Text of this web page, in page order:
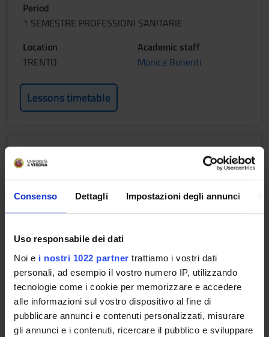
Consenso Dettagli Impostazioni degli annunci
Uso responsabile dei dati
Noi e i nostri 1022 partner trattiamo i vostri dati
personali, ad esempio il vostro numero IP, utilizzando
tecnologie come i cookie per memorizzare e accedere
alle informazioni sul vostro dispositivo al fine di
pubblicare annunci e contenuti personalizzati, misurare
gli annunci e i contenuti, ricercare il pubblico e sviluppare
Period
1 SEMESTRE PROFESSIONI SANITARIE
Location
TRENTO
Academic staff
Monica Bonenti
Lessons timetable
CHIMICA DELL'AMBIENTE E DEL
TERRITORIO
Credits
1 SEMESTRE PROFESSIONI SANITARIE
Location
TRENTO
Academic staff
Michele Fedel
Lessons timetable